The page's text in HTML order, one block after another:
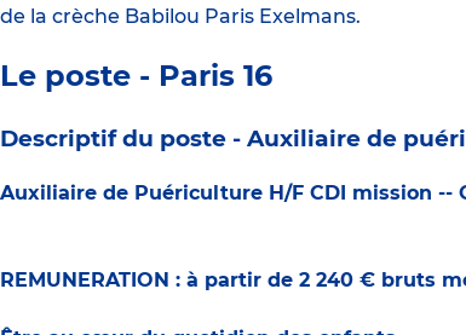
de la crèche Babilou Paris Exelmans.
Le poste - Paris 16
Descriptif du poste - Auxiliaire de
Auxiliaire de Puériculture H/F CDI mission --
REMUNERATION : à partir de 2 240 € bruts